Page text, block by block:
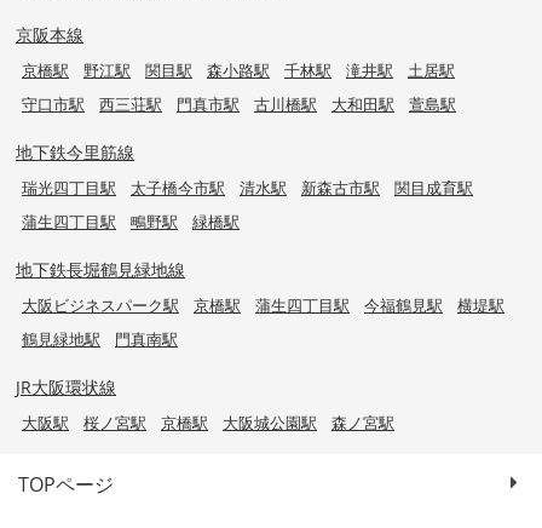
京阪本線
京橋駅 野江駅 関目駅 森小路駅 千林駅 滝井駅
土居駅
守口市駅
西三荘駅 門真市駅 古川橋駅 大和田駅 萱島駅
地下鉄今里筋線
瑞光四丁目駅 太子橋今市駅 清水駅 新森古市駅
関目成育駅
蒲生四丁目駅
鴫野駅 緑橋駅
地下鉄長堀鶴見緑地線
大阪ビジネスパーク駅 京橋駅 蒲生四丁目駅 今福鶴見駅
横堤駅
鶴見緑地駅
門真南駅
JR大阪環状線
大阪駅 桜ノ宮駅 京橋駅 大阪城公園駅 森ノ宮駅
TOPページ